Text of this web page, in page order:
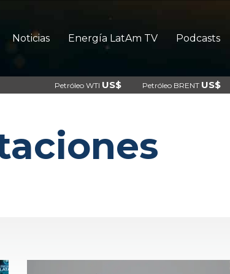
Noticias Energía LatAm TV Podcasts
Petróleo WTI US$ Petróleo BRENT US$